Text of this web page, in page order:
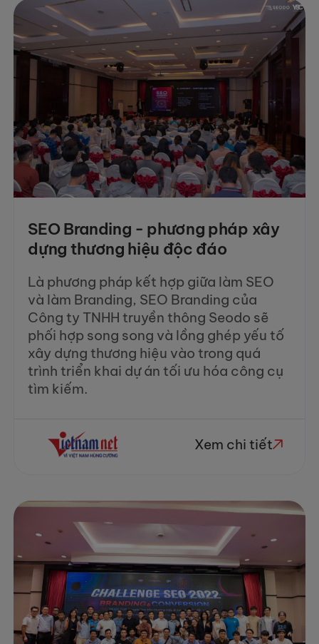
SEO Branding - phương pháp xây
dựng thương hiệu độc đáo
Là phương pháp kết hợp giữa làm SEO
và làm Branding, SEO Branding của
Công ty TNHH truyền thông Seodo sẽ
phối hợp song song và lồng ghép yếu tố
xây dựng thương hiệu vào trong quá
trình triển khai dự án tối ưu hóa công cụ
tìm kiếm.
Xem chi tiết